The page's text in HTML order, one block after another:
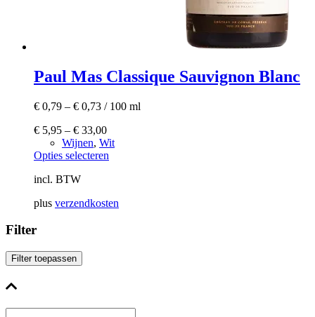
Paul Mas Classique Sauvignon Blanc
€ 0,79 – € 0,73 / 100 ml
€ 5,95 – € 33,00
Wijnen, Wit
Opties selecteren
variaties.
productpagina
incl. BTW
plus verzendkosten
Filter
Filter toepassen